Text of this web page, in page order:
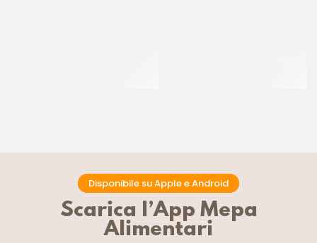
Disponibile su Apple e Android
Scarica l’App Mepa
Alimentari